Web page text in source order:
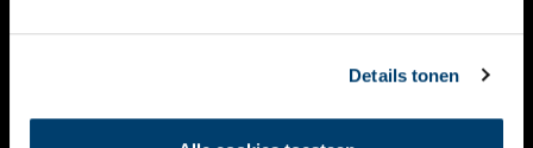
Details tonen
CONTACT